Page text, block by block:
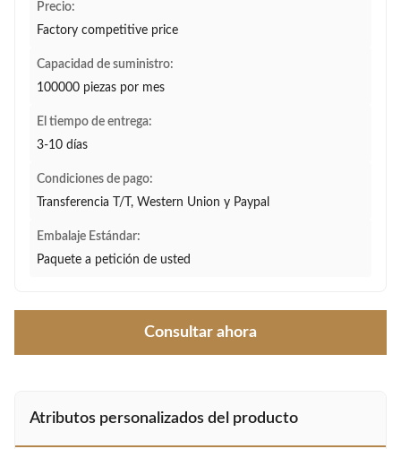
Precio:
Factory competitive price
Capacidad de suministro:
100000 piezas por mes
El tiempo de entrega:
3-10 días
Condiciones de pago:
Transferencia T/T, Western Union y Paypal
Embalaje Estándar:
Paquete a petición de usted
Consultar ahora
Atributos personalizados del producto